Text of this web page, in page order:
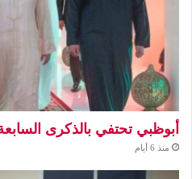
أبوظبي تحتفي بالذكرى
منذ 6 أيام